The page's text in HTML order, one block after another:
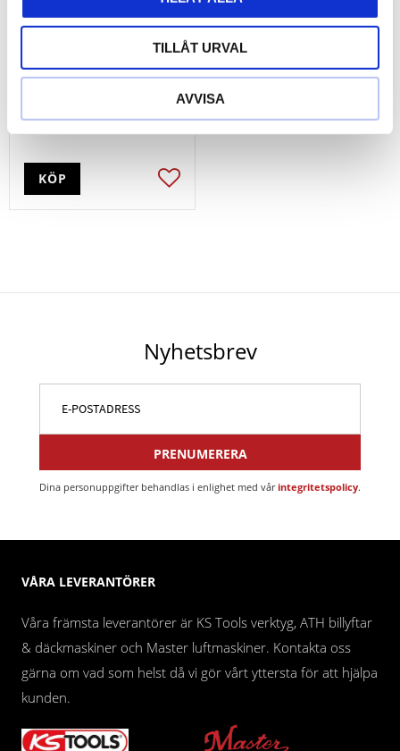
TILLÅT URVAL
AVVISA
avgradningsenhet.
128
Lägg till i favoriter
KÖP
Nyhetsbrev
PRENUMERERA
Dina personuppgifter behandlas i enlighet med vårintegritetspolicy.
VÅRA LEVERANTÖRER
Våra främsta leverantörer är KS Tools verktyg, ATH billyftar
& däckmaskiner och Master luftmaskiner. Kontakta oss
gärna om vad som helst då vi gör vårt yttersta för att hjälpa
kunden.